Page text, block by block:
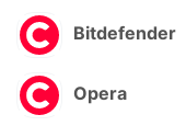
Bitdefender
Opera